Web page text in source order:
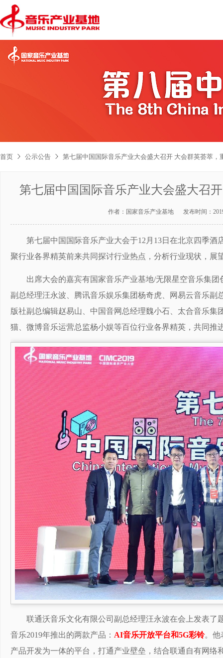
首页 公示公告 第七届中国国际音乐产业大会盛大召开 大会群英荟萃，
第七届中国国际音乐产业大会盛大召
作者： 国家音乐产业基地 发布时间：
第七届中国国际音乐产业大会于12月13日在北京四季酒
聚行业各界精英前来共同探讨行业热点，分析行业现状，展
出席大会的嘉宾有国家音乐产业基地/无限星空音乐集
副总经理汪永波、腾讯音乐娱乐集团杨奇虎、网易云音乐副
版社副总编辑赵易山、中国音网总经理魏小石、太合音乐集
猫、微博音乐运营总监杨小娱等百位行业各界精英，共同推
联通沃音乐文化有限公司副总经理汪永波在会上发表
音乐2019年推出的两款产品： AI音乐开放平台和5G彩铃。他
产品开发为一体的平台，打通产业壁垒，结合联通自有网